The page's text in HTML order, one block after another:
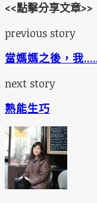
<<點擊分享文章>>
previous story
當媽媽之後，我
next story
熟能生巧